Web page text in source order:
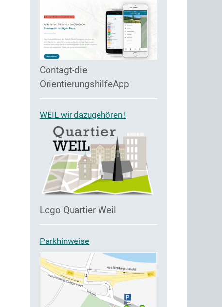
Contagt-die
OrientierungshilfeApp
WEIL wir dazugehören !
Logo Quartier Weil
Parkhinweise